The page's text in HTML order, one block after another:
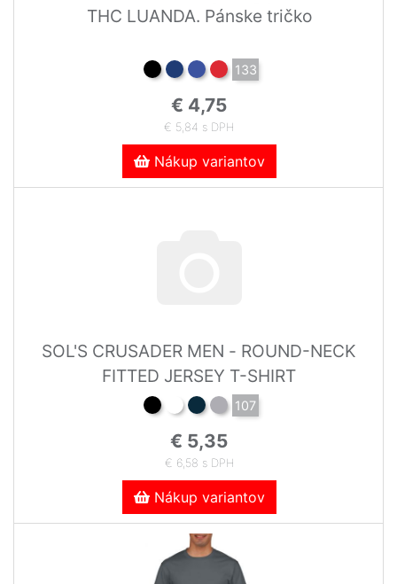
THC LUANDA. Pánske tričko
133
€ 4,75
€ 5,84 s DPH
Nákup variantov
SOL'S CRUSADER MEN - ROUND-NECK
FITTED JERSEY T-SHIRT
107
€ 5,35
€ 6,58 s DPH
Nákup variantov